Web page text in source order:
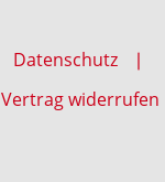
Datenschutz
Vertrag widerrufen